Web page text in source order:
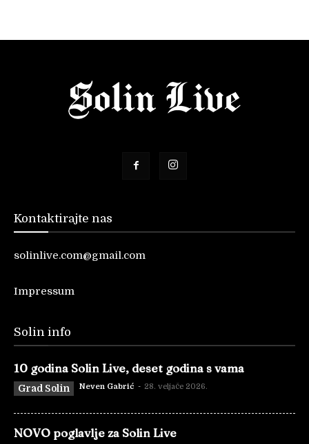
Kontaktirajte nas
solinlive.com@gmail.com
Impressum
Solin info
10 godina Solin Live, deset godina s vama
Grad Solin Neven Gabrić - 28. veljače 2026.
NOVO poglavlje za Solin Live